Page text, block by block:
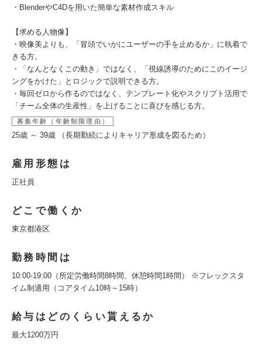
・BlenderやC4Dを用いた簡単な素材作成スキル
【求める人物像】
・映像美よりも、「冒頭でいかにユーザーの手を止めるか」に執着で
きる方。
・「なんとなくこの動き」ではなく、「視線誘導のためにこのイージ
ングをかけた」とロジックで説明できる方。
・毎回ゼロから作るのではなく、テンプレート化やスクリプト活用で
「チーム全体の生産性」を上げることに喜びを感じる方。
募集年齢（年齢制限理由）
25歳 ～ 39歳 （長期勤続によりキャリア形成を図るため）
雇用形態は
正社員
どこで働くか
東京都港区
勤務時間は
10:00-19:00（所定労働時間8時間、休憩時間1時間） ※フレックスタ
イム制適用（コアタイム10時～15時）
給与はどのくらい貰えるか
最大1200万円